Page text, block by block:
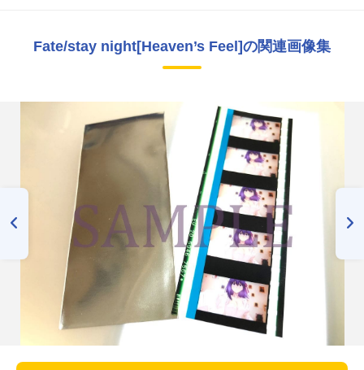
Fate/stay night[Heaven’s Feel]の関連画像集